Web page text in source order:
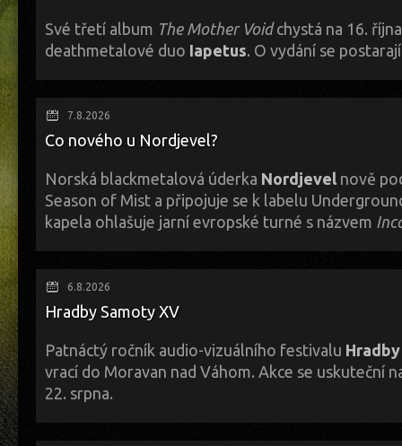
rámci seznamu skladeb). Pak je tu ještě Ianuaria, ta má na starosti
A dál? Třeba zde ---> BandcampTADY// FacebookTADY
Své třetí album The Mother Voidchystá na 16.
deathmetalové duo Iapetus. O vydání se
Erni z Eluveitie a několik významných hostujících hudebníků, včetně
(Caelestra).
...The Mother Void je příběhem matky a syna, o lidstvu a vesmíru, o pocitu
určeném ke zničení. Je to konceptuální nahrávka určená k vstřebání v
napětí mezi smrtelnou existencí a nesmrtelným prostorem...
7.8.2026
Co nového u Nordjevel?
Norská blackmetalová úderka Nordjevel nově
Season of Mist a připojuje se k labelu
kapela ohlašuje jarní evropské turné s názvem
doprovodí kapely Svarttjern, Malphas a Unviâr.
Další info:
6.8.2026
Hradby Samoty XV
Patnáctý ročník audio-vizuálního festivalu
vrací do Moravan nad Váhom. Akce se uskuteční
22. srpna.